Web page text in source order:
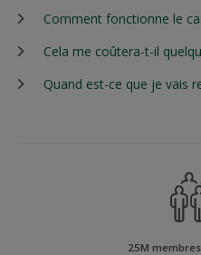
Comment fonctionne le
Cela me coûtera-t-il
Quand est-ce que je vais
25M